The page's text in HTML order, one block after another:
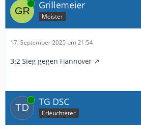
Online Grillemeier
Meister
17. September 2025 um 21:54
3:2 Sieg gegen Hannover
Online TG DSC
Erleuchteter